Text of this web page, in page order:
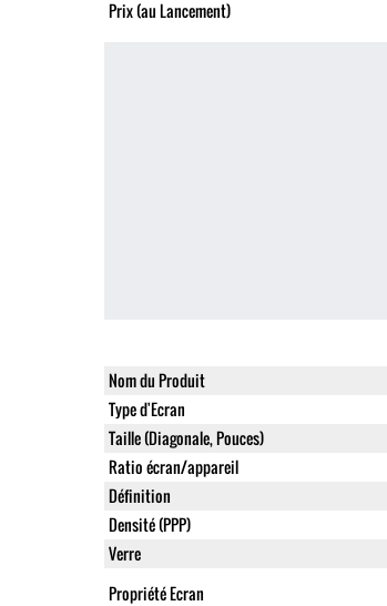
Prix (au Lancement)
Nom du Produit
Type d'Ecran
Taille (Diagonale, Pouces)
Ratio écran/appareil
Définition
Densité (PPP)
Verre
Propriété Ecran